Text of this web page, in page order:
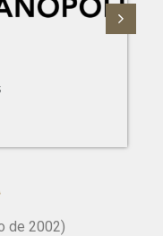
de 2002)